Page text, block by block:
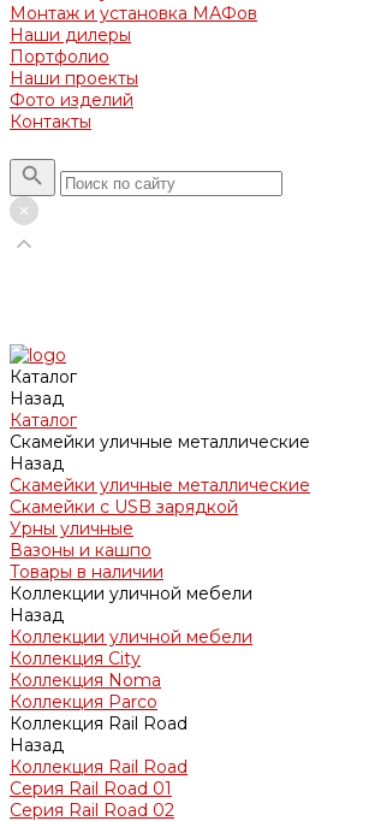
Монтаж и установка МАФов
Наши дилеры
Портфолио
Наши проекты
Фото изделий
Контакты
Каталог
Назад
Каталог
Скамейки уличные металлические
Назад
Скамейки уличные металлические
Скамейки с USB зарядкой
Урны уличные
Вазоны и кашпо
Товары в наличии
Коллекции уличной мебели
Назад
Коллекции уличной мебели
Коллекция City
Коллекция Noma
Коллекция Parco
Коллекция Rail Road
Назад
Коллекция Rail Road
Серия Rail Road 01
Серия Rail Road 02